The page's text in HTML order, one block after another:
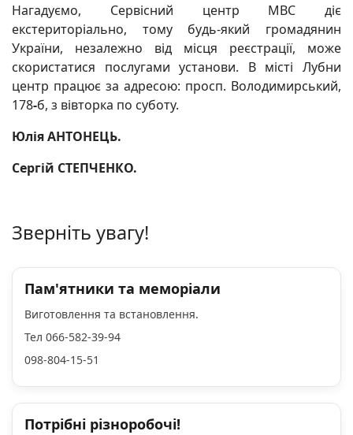
Нагадуємо, Сервісний центр МВС діє
екстериторіально, тому будь-який громадянин
України, незалежно від місця реєстрації, може
скористатися послугами установи. В місті Лубни
центр працює за адресою: просп. Володимирський,
178-б, з вівторка по суботу.
Юлія АНТОНЕЦЬ.
Сергій СТЕПЧЕНКО.
Зверніть увагу!
Пам'ятники та меморіали
Виготовлення та встановлення.
Тел 066-582-39-94
098-804-15-51
Потрібні різноробочі!